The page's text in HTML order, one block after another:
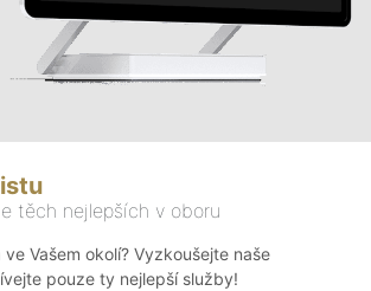
těch nejlepších v oboru
Vašem okolí? Vyzkoušejte naše
pouze ty nejlepší služby!